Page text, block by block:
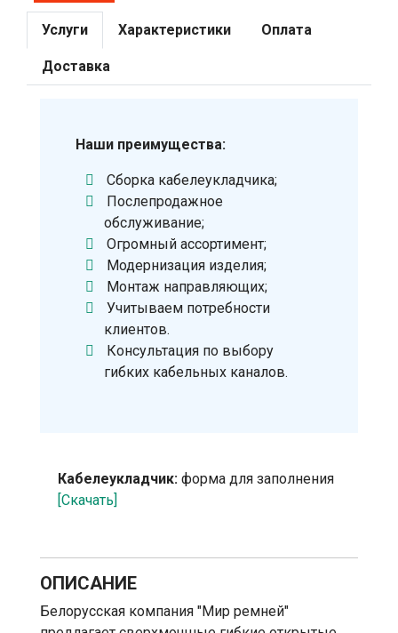
Услуги Характеристики Оплата
Доставка
Наши преимущества:
Сборка кабелеукладчика;
Послепродажное
обслуживание;
Огромный ассортимент;
Модернизация изделия;
Монтаж направляющих;
Учитываем потребности
клиентов.
Консультация по выбору
гибких кабельных каналов.
Кабелеукладчик: форма для заполнения
[Скачать]
ОПИСАНИЕ
Белорусская компания "Мир ремней"